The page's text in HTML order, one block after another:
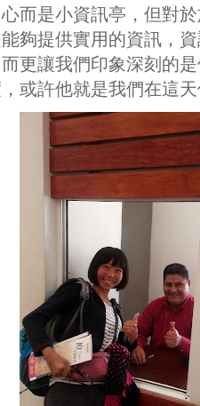
而是小資訊亭，但對
夠提供實用的資訊，
更讓我們印象深刻的
或許他就是我們在這